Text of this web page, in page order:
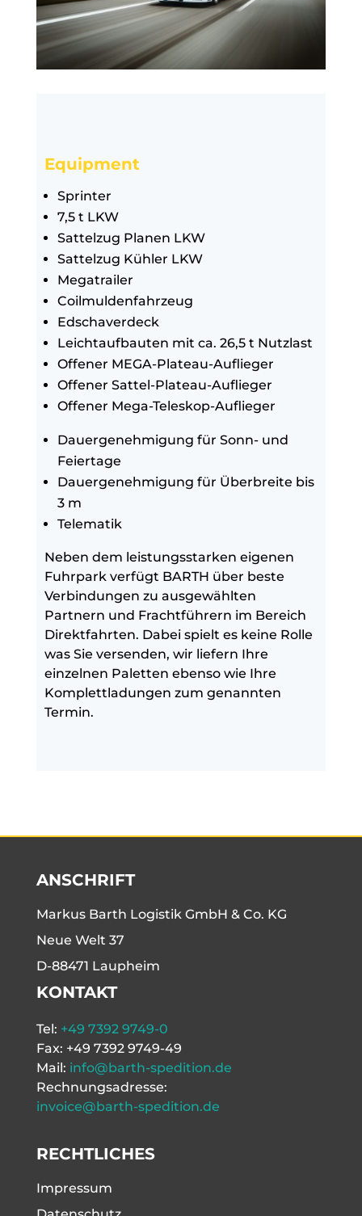
Equipment
Sprinter
7,5 t LKW
Sattelzug Planen LKW
Sattelzug Kühler LKW
Megatrailer
Coilmuldenfahrzeug
Edschaverdeck
Leichtaufbauten mit ca. 26,5 t Nutzlast
Offener MEGA-Plateau-Auflieger
Offener Sattel-Plateau-Auflieger
Offener Mega-Teleskop-Auflieger
Dauergenehmigung für Sonn- und
Feiertage
Dauergenehmigung für Überbreite bis
3 m
Telematik
Neben dem leistungsstarken eigenen
Fuhrpark verfügt BARTH über beste
Verbindungen zu ausgewählten
Partnern und Frachtführern im Bereich
Direktfahrten. Dabei spielt es keine Rolle
was Sie versenden, wir liefern Ihre
einzelnen Paletten ebenso wie Ihre
Komplettladungen zum genannten
Termin.
ANSCHRIFT
Markus Barth Logistik GmbH & Co. KG
Neue Welt 37
D-88471 Laupheim
KONTAKT
Tel: +49 7392 9749-0
Fax: +49 7392 9749-49
Mail: info@barth-spedition.de
Rechnungsadresse:
invoice@barth-spedition.de
RECHTLICHES
Impressum